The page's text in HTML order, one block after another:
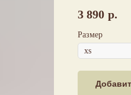
3 890 р.
Размер